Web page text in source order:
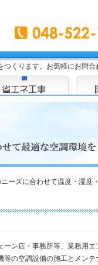
くります。お気軽にお問合
ーズに合わせて温度・湿度
ン店・事務所等、業務用エ
の空調設備の施工とメンテ